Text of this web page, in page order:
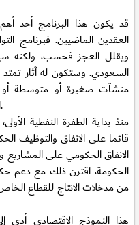
قد يكون هذا البرنامج أحد أهم
العقدين الماضيين. فبرنامج
ويقلل العجز فحسب، ولكنه
السعودي. وستكون له آثار
منشآت صغيرة أو متوسطة أو
المستهلكين سواء المواطنون أو الوافدون.
منذ بداية الطفرة النفطية
قائما على الانفاق والتوظيف
الانفاق الحكومي على
الحكومة، اقترن ذلك مع دعم
من مدخلات الانتاج للقطاع
هذا النموذج الاقتصادي أدى